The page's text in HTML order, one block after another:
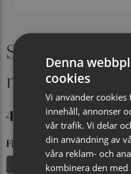
Sidenfluga,
marin
449 kr
Färg
Marinblå
Denna
cookies
Vi använder cookies
innehåll, annonser
vår trafik. Vi delar
din användning av
våra reklam- och
kombinera den